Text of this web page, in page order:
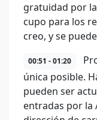
gratuidad por
cupo para los
creo, y se
00:51 - 01:20
única posible.
pueden ser
entradas por la